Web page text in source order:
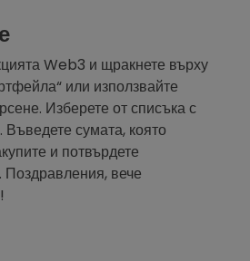
Web3 и щракнете върху
или използвайте
Изберете от списъка с
Въведете сумата, която
и потвърдете
Поздравления, вече